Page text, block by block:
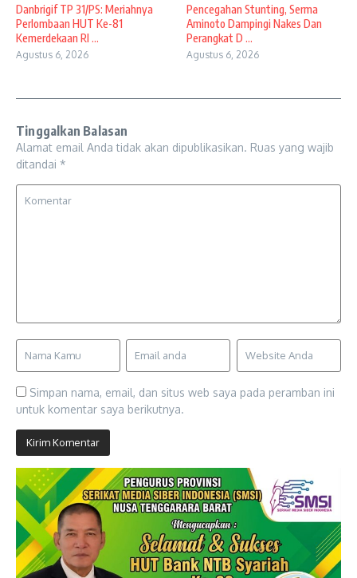
Danbrigif TP 31/PS: Meriahnya
Perlombaan HUT Ke-81
Kemerdekaan RI ...
Agustus 6, 2026
Pencegahan Stunting, Serma
Aminoto Dampingi Nakes Dan
Perangkat D ...
Agustus 6, 2026
Tinggalkan Balasan
Alamat email Anda tidak akan dipublikasikan. Ruas yang wajib
ditandai *
Simpan nama, email, dan situs web saya pada peramban ini
untuk komentar saya berikutnya.